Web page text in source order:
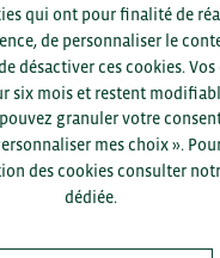
qui ont pour finalité de
de personnaliser le
désactiver ces cookies.
six mois et restent
granuler votre
mes choix ».
des cookies consulter
dédiée.